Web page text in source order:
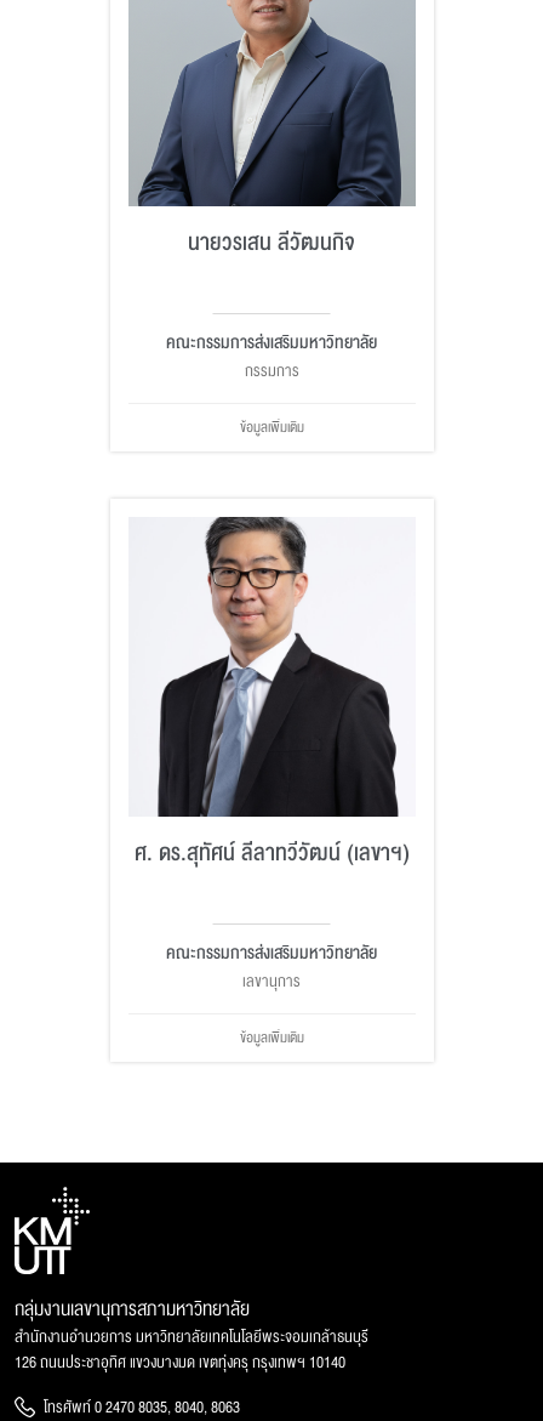
นายวรเสน ลีวัฒนกิจ
คณะกรรมการส่งเสริมมหาวิทยาลัย
กรรมการ
ข้อมูลเพิ่มเติม
ศ. ดร.สุทัศน์ ลีลาทวีวัฒน์ (เลขาฯ)
คณะกรรมการส่งเสริมมหาวิทยาลัย
เลขานุการ
ข้อมูลเพิ่มเติม
กลุ่มงานเลขานุการสภามหาวิทยาลัย
สำนักงานอำนวยการ มหาวิทยาลัยเทคโนโลยีพระจอมเกล้าธนบุรี
126 ถนนประชาอุทิศ แขวงบางมด เขตทุ่งครุ กรุงเทพฯ 10140
โทรศัพท์ 0 2470 8035, 8040, 8063